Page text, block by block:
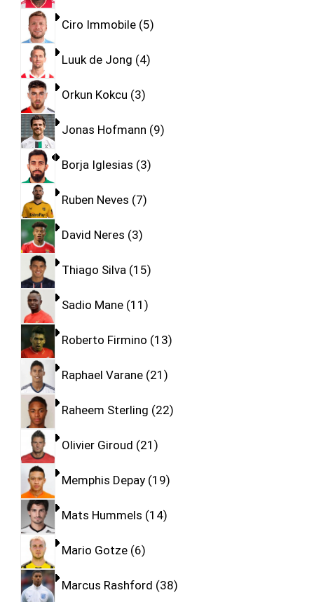
Ciro Immobile 5
Luuk de Jong 4
Orkun Kokcu 3
Jonas Hofmann 9
Borja Iglesias 3
Ruben Neves 7
David Neres 3
Thiago Silva 15
Sadio Mane 11
Roberto Firmino 13
Raphael Varane 21
Raheem Sterling 22
Olivier Giroud 21
Memphis Depay 19
Mats Hummels 14
Mario Gotze 6
Marcus Rashford 38